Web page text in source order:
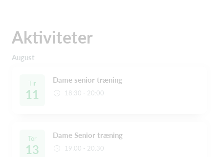
Aktiviteter
August
Tir
11
Dame senior træning
18:30 - 20:00
Tor
13
Dame Senior træning
19:00 - 20:30